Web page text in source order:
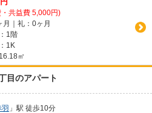
共益費 5,000円)
月｜礼：0ヶ月
1階
1K
㎡
目のアパート
羽 」駅 徒歩10分